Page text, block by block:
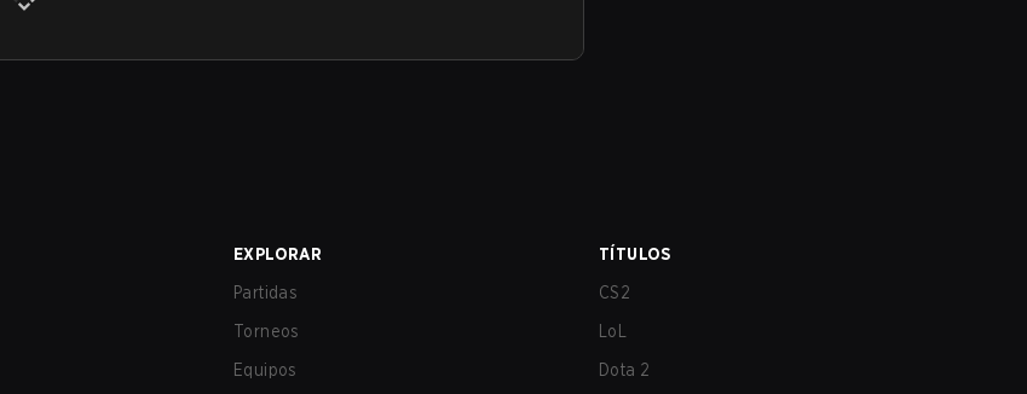
EXPLORAR
Partidas
Torneos
Equipos
TÍTULOS
CS2
LoL
Dota 2